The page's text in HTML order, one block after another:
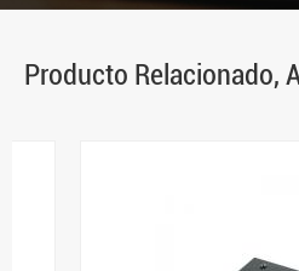
Producto Relacionado,